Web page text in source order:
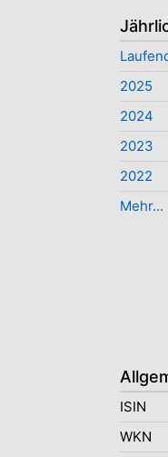
2025
2024
2023
2022
Mehr...
ISIN
WKN